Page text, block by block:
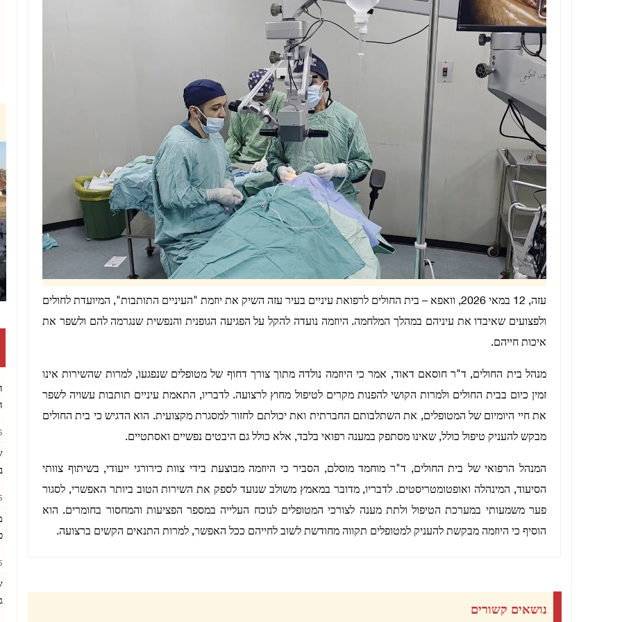
עזה, 12 במאי 2026, וואפא – בית החולים לרפואת עיניים בעיר עזה השיק את יוזמת "העיניים התותבות", המיועדת לחולים
ולפצועים שאיבדו את עיניהם במהלך המלחמה. היוזמה נועדה להקל על הפגיעה הגופנית והנפשית שנגרמה להם ולשפר את
איכות חייהם.
מנהל בית החולים, ד"ר חוסאם דאוד, אמר כי היוזמה נולדה מתוך צורך דחוף של מטופלים שנפגעו, למרות שהשירות אינו
זמין כיום בבית החולים ולמרות הקושי להפנות מקרים לטיפול מחוץ לרצועה. לדבריו, התאמת עיניים תותבות עשויה לשפר
את חיי היומיום של המטופלים, את השתלבותם החברתית ואת יכולתם לחזור למסגרת מקצועית. הוא הדגיש כי בית החולים
מבקש להעניק טיפול כולל, שאינו מסתפק במענה רפואי בלבד, אלא כולל גם היבטים נפשיים ואסתטיים.
המנהל הרפואי של בית החולים, ד"ר מוחמד מוסלם, הסביר כי היוזמה מבוצעת בידי צוות כירורגי ייעודי, בשיתוף צוותי
הסיעוד, המינהלה ואופטומטריסטים. לדבריו, מדובר במאמץ משולב שנועד לספק את השירות הטוב ביותר האפשרי, לסגור
פער משמעותי במערכת הטיפול ולתת מענה לצורכי המטופלים לנוכח העלייה במספר הפציעות והמחסור בחומרים. הוא
הוסיף כי היוזמה מבקשת להעניק למטופלים תקווה מחודשת לשוב לחייהם ככל האפשר, למרות התנאים הקשים ברצועה.
נושאים קשורים